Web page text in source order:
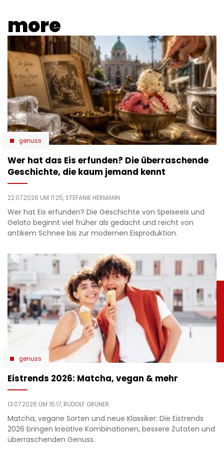
more
genuss
Wer hat das Eis erfunden? Die überraschende
Geschichte, die kaum jemand kennt
22.07.2026 UM 11:25, STEFANIE HERMANN
Wer hat Eis erfunden? Die Geschichte von Speiseeis und
Gelato beginnt viel früher als gedacht und reicht von
antikem Schnee bis zur modernen Eisproduktion.
genuss
Eistrends 2026: Matcha, vegan & mehr
13.07.2026 UM 15:17, RUDOLF GRÜNER
Matcha, vegane Sorten und neue Klassiker: Die Eistrends
2026 bringen kreative Kombinationen, bessere Zutaten und
überraschenden Genuss.